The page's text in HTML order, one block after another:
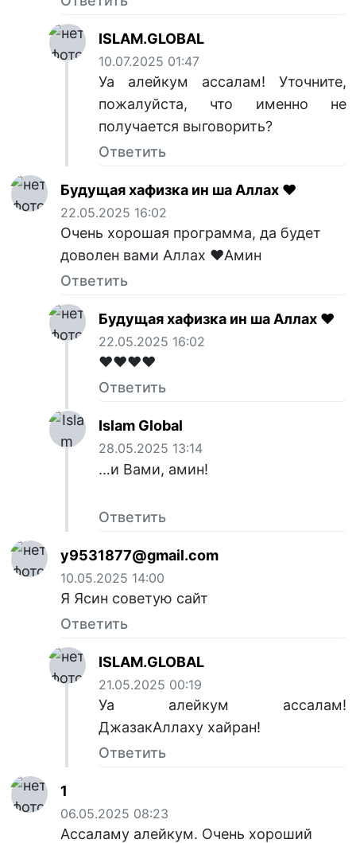
ISLAM.GLOBAL
10.07.2025 01:47
Уа алейкум ассалам! Уточните,
пожалуйста, что именно не
получается выговорить?
Ответить
Будущая хафизка ин ша Аллах ❤️
22.05.2025 16:02
Очень хорошая программа, да будет
доволен вами Аллах ❤️Амин
Ответить
Будущая хафизка ин ша Аллах ❤️
22.05.2025 16:02
❤️❤️❤️❤️
Ответить
Islam Global
28.05.2025 13:14
…и Вами, амин!
Ответить
y9531877@gmail.com
10.05.2025 14:00
Я Ясин советую сайт
Ответить
ISLAM.GLOBAL
21.05.2025 00:19
Уа алейкум ассалам!
ДжазакАллаху хайран!
Ответить
1
06.05.2025 08:23
Ассаламу алейкум. Очень хороший